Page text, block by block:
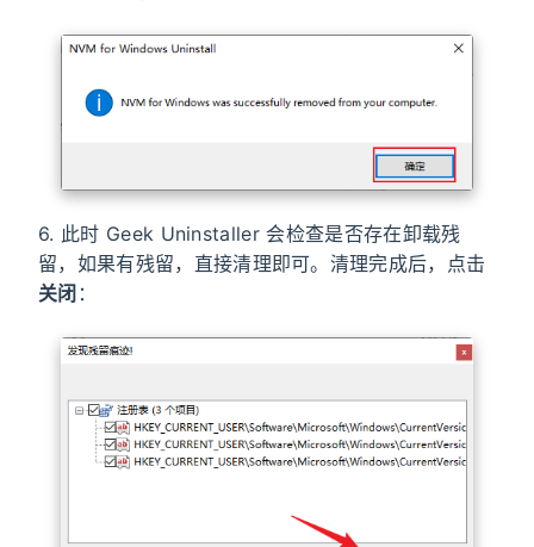
6. 此时 Geek Uninstaller 会检查是否存在卸载残
留，如果有残留，直接清理即可。清理完成后，点击
关闭 ：